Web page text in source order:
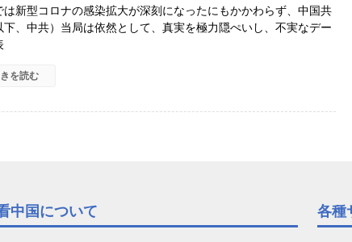
新型コロナの感染拡大が深刻になったにもかかわらず、中国共
下、中共）当局は依然として、真実を極力隠ぺいし、不実なデー
を読む
中国について 各種